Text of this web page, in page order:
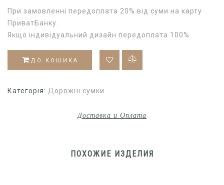
При замовленні передоплата 20% від суми на карту
ПриватБанку.
Якщо індивідуальний дизайн передоплата 100%.
ДО КОШИКА
Категорія: Дорожні сумки
Доставка и Оплата
ПОХОЖИЕ ИЗДЕЛИЯ